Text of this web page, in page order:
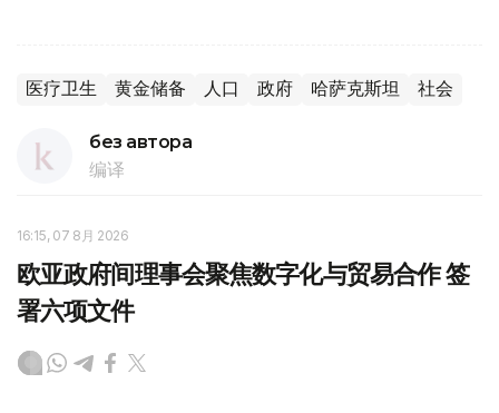
医疗卫生 黄金储备 人口 政府 哈萨克斯坦 社会
без автора
编译
16:15, 07 8月 2026
欧亚政府间理事会聚焦数字化与贸易合作 签
署六项文件